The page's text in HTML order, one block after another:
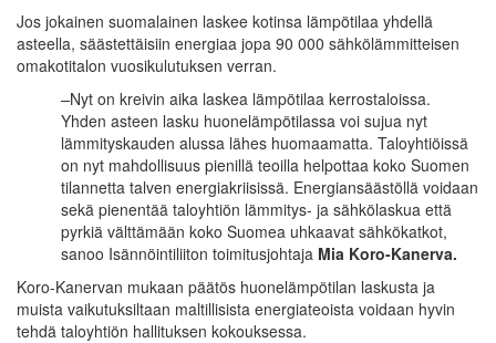
Jos jokainen suomalainen laskee kotinsa lämpötilaa yhdellä
asteella, säästettäisiin energiaa jopa 90 000 sähkölämmitteisen
omakotitalon vuosikulutuksen verran.
–Nyt on kreivin aika laskea lämpötilaa kerrostaloissa.
Yhden asteen lasku huonelämpötilassa voi sujua nyt
lämmityskauden alussa lähes huomaamatta. Taloyhtiöissä
on nyt mahdollisuus pienillä teoilla helpottaa koko Suomen
tilannetta talven energiakriisissä. Energiansäästöllä voidaan
sekä pienentää taloyhtiön lämmitys- ja sähkölaskua että
pyrkiä välttämään koko Suomea uhkaavat sähkökatkot,
sanoo Isännöintiliiton toimitusjohtaja Mia Koro-Kanerva.
Koro-Kanervan mukaan päätös huonelämpötilan laskusta ja
muista vaikutuksiltaan maltillisista energiateoista voidaan hyvin
tehdä taloyhtiön hallituksen kokouksessa.